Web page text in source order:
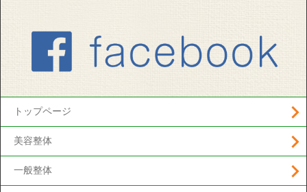
トップページ
美容整体
一般整体